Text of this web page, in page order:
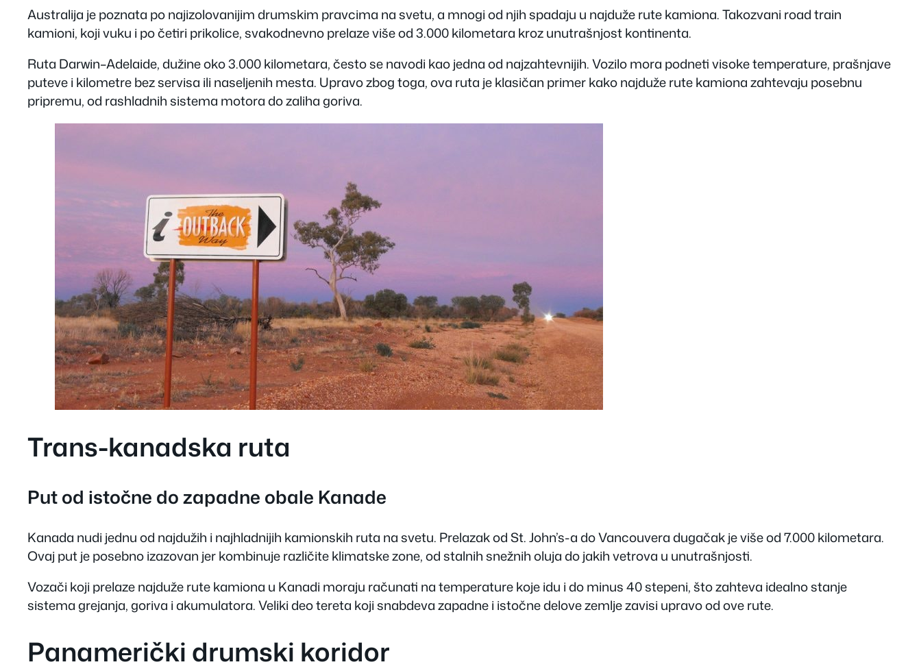
Australija je poznata po najizolovanijim drumskim pravcima na svetu, a mnogi od njih spadaju u najduže rute kamiona. Takozvani road train
kamioni, koji vuku i po četiri prikolice, svakodnevno prelaze više od 3.000 kilometara kroz unutrašnjost kontinenta.
Ruta Darwin–Adelaide, dužine oko 3.000 kilometara, često se navodi kao jedna od najzahtevnijih. Vozilo mora podneti visoke temperature, prašnjave
puteve i kilometre bez servisa ili naseljenih mesta. Upravo zbog toga, ova ruta je klasičan primer kako najduže rute kamiona zahtevaju posebnu
pripremu, od rashladnih sistema motora do zaliha goriva.
Trans-kanadska ruta
Put od istočne do zapadne obale Kanade
Kanada nudi jednu od najdužih i najhladnijih kamionskih ruta na svetu. Prelazak od St. John’s-a do Vancouvera dugačak je više od 7.000 kilometara.
Ovaj put je posebno izazovan jer kombinuje različite klimatske zone, od stalnih snežnih oluja do jakih vetrova u unutrašnjosti.
Vozači koji prelaze najduže rute kamiona u Kanadi moraju računati na temperature koje idu i do minus 40 stepeni, što zahteva idealno stanje
sistema grejanja, goriva i akumulatora. Veliki deo tereta koji snabdeva zapadne i istočne delove zemlje zavisi upravo od ove rute.
Panamerički drumski koridor